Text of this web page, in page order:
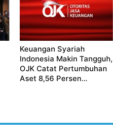
Keuangan Syariah
Indonesia Makin Tangguh,
OJK Catat Pertumbuhan
Aset 8,56 Persen...